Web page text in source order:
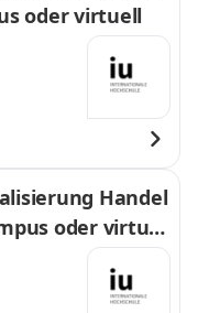
oder virtuell
Handel
oder virtuel